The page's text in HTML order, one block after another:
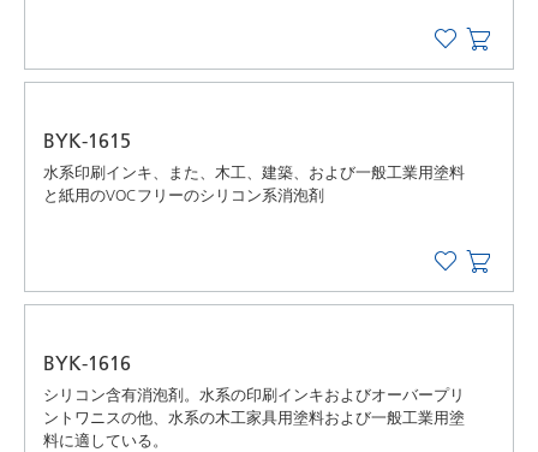
BYK-1615
水系印刷インキ、また、木工、建築、および一般工業用塗料
と紙用のVOCフリーのシリコン系消泡剤
BYK-1616
シリコン含有消泡剤。水系の印刷インキおよびオーバープリ
ントワニスの他、水系の木工家具用塗料および一般工業用塗
料に適している。